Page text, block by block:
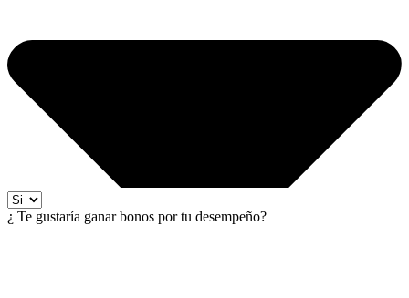
¿ Te gustaría ganar bonos por tu desempeño?